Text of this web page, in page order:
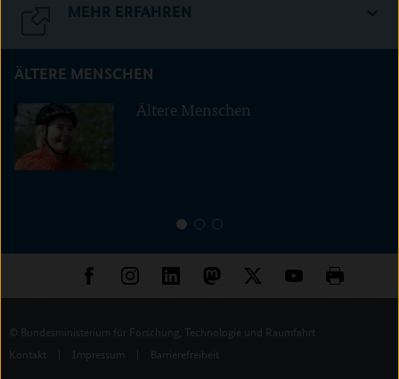
MEHR ERFAHREN
ÄLTERE MENSCHEN
Ältere Menschen
1 2 3
© Bundesministerium für Forschung, Technologie und Raumfahrt
Kontakt
| Impressum | Barrierefreiheit